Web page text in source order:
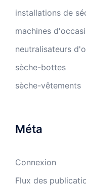
installations de
machines
neutralisateurs
sèche-bottes
sèche-vêtements
Méta
Connexion
Flux des